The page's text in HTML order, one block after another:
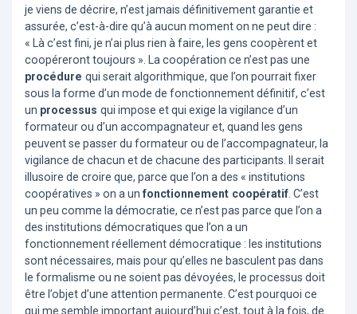
je viens de décrire, n’est jamais définitivement garantie et
assurée, c’est-à-dire qu’à aucun moment on ne peut dire :
« Là c’est fini, je n’ai plus rien à faire, les gens coopèrent et
coopéreront toujours ». La coopération ce n’est pas une
procédure qui serait algorithmique, que l’on pourrait fixer
sous la forme d’un mode de fonctionnement définitif, c’est
un processus qui impose et qui exige la vigilance d’un
formateur ou d’un accompagnateur et, quand les gens
peuvent se passer du formateur ou de l’accompagnateur, la
vigilance de chacun et de chacune des participants. Il serait
illusoire de croire que, parce que l’on a des « institutions
coopératives » on a un fonctionnement coopératif . C’est
un peu comme la démocratie, ce n’est pas parce que l’on a
des institutions démocratiques que l’on a un
fonctionnement réellement démocratique : les institutions
sont nécessaires, mais pour qu’elles ne basculent pas dans
le formalisme ou ne soient pas dévoyées, le processus doit
être l’objet d’une attention permanente. C’est pourquoi ce
qui me semble important aujourd’hui c’est, tout à la fois, de